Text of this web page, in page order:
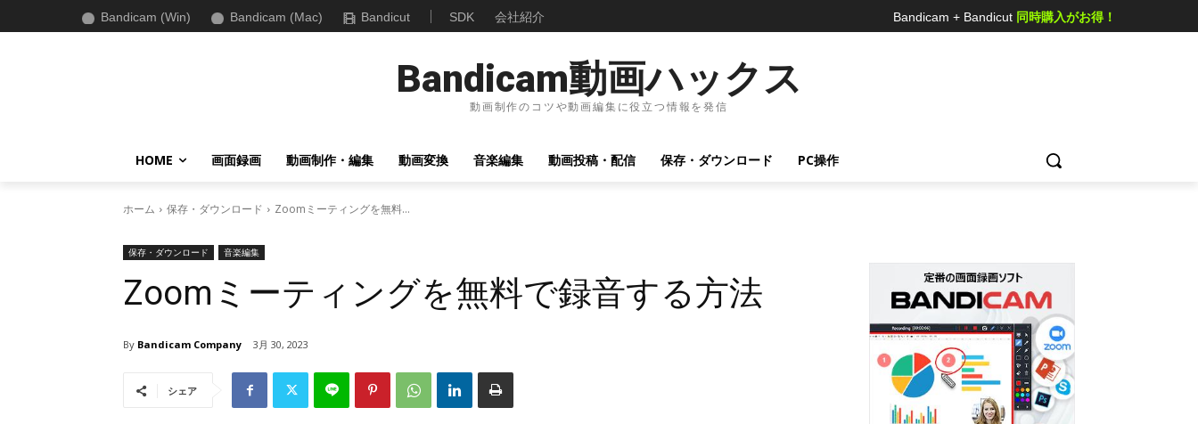
Bandicam (Win) Bandicam (Mac) Bandicut SDK 会社紹介 Bandicam + Bandicut 同時購入がお得！
Bandicam動画ハックス
動画制作のコツや動画編集に役立つ情報を発信
HOME 画面録画 動画制作・編集 動画変換 音楽編集 動画投稿・配信 保存・ダウンロード PC操作
ホーム 保存・ダウンロード Zoomミーティングを無料...
保存・ダウンロード 音楽編集
Zoomミーティングを無料で録音する方法
By Bandicam Company 3月 30, 2023
シェア